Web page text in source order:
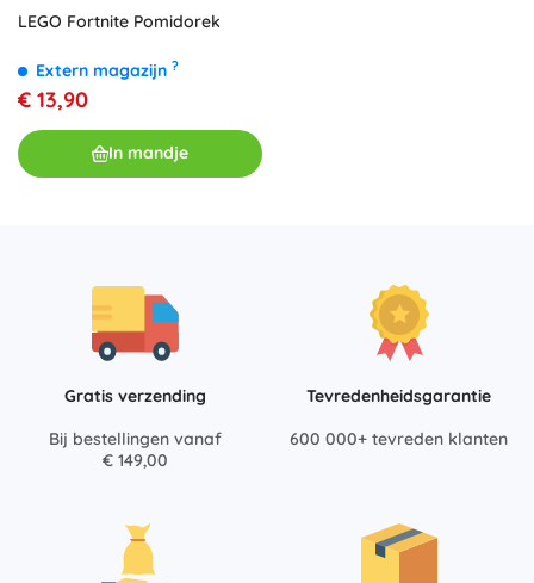
LEGO Fortnite Pomidorek
Extern magazijn ?
€ 13,90
In mandje
Gratis verzending
Bij bestellingen vanaf
€ 149,00
Tevredenheidsgarantie
600 000+ tevreden klanten